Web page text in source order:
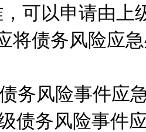
可以申请由上
将债务风险应
风险事件应
务风险事件应